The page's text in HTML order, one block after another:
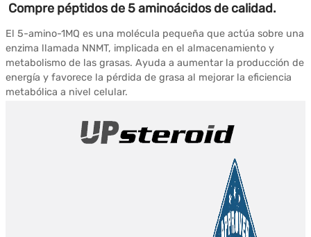
Compre péptidos de 5 aminoácidos de calidad.
El 5-amino-1MQ es una molécula pequeña que actúa sobre una
enzima llamada NNMT, implicada en el almacenamiento y
metabolismo de las grasas. Ayuda a aumentar la producción de
energía y favorece la pérdida de grasa al mejorar la eficiencia
metabólica a nivel celular.
variantes.
Las
opciones
en
página
del
producto.